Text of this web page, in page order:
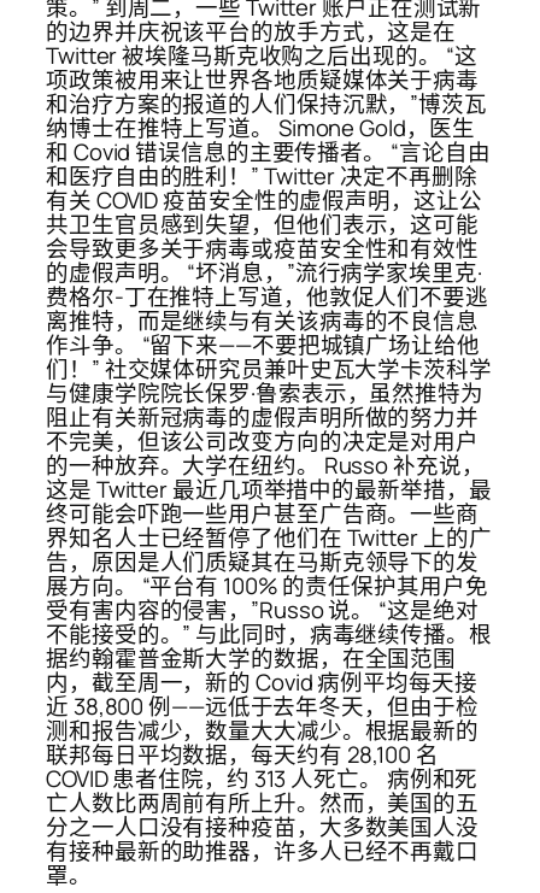
策。” 到周二，一些 Twitter 账户正在测试新
的边界并庆祝该平台的放手方式，这是在
Twitter 被埃隆马斯克收购之后出现的。 “这
项政策被用来让世界各地质疑媒体关于病毒
和治疗方案的报道的人们保持沉默，”博茨瓦
纳博士在推特上写道。 Simone Gold，医生
和 Covid 错误信息的主要传播者。 “言论自由
和医疗自由的胜利！” Twitter 决定不再删除
有关 COVID 疫苗安全性的虚假声明，这让公
共卫生官员感到失望，但他们表示，这可能
会导致更多关于病毒或疫苗安全性和有效性
的虚假声明。 “坏消息，”流行病学家埃里克·
费格尔-丁在推特上写道，他敦促人们不要逃
离推特，而是继续与有关该病毒的不良信息
作斗争。 “留下来——不要把城镇广场让给他
们！” 社交媒体研究员兼叶史瓦大学卡茨科学
与健康学院院长保罗·鲁索表示，虽然推特为
阻止有关新冠病毒的虚假声明所做的努力并
不完美，但该公司改变方向的决定是对用户
的一种放弃。大学在纽约。 Russo 补充说，
这是 Twitter 最近几项举措中的最新举措，最
终可能会吓跑一些用户甚至广告商。一些商
界知名人士已经暂停了他们在 Twitter 上的广
告，原因是人们质疑其在马斯克领导下的发
展方向。 “平台有 100% 的责任保护其用户免
受有害内容的侵害，”Russo 说。 “这是绝对
不能接受的。” 与此同时，病毒继续传播。根
据约翰霍普金斯大学的数据，在全国范围
内，截至周一，新的 Covid 病例平均每天接
近 38,800 例——远低于去年冬天，但由于检
测和报告减少，数量大大减少。根据最新的
联邦每日平均数据，每天约有 28,100 名
COVID 患者住院，约 313 人死亡。 病例和死
亡人数比两周前有所上升。然而，美国的五
分之一人口没有接种疫苗，大多数美国人没
有接种最新的助推器，许多人已经不再戴口
罩。